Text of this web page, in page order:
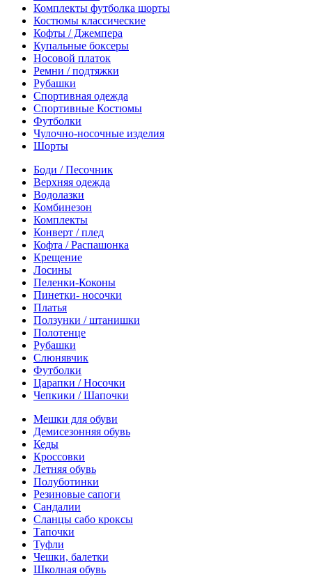
Комплекты футболка шорты
Костюмы классические
Кофты / Джемпера
Купальные боксеры
Носовой платок
Ремни / подтяжки
Рубашки
Спортивная одежда
Спортивные Костюмы
Футболки
Чулочно-носочные изделия
Шорты
Боди / Песочник
Верхняя одежда
Водолазки
Комбинезон
Комплекты
Конверт / плед
Кофта / Распашонка
Крещение
Лосины
Пеленки-Коконы
Пинетки- носочки
Платья
Ползунки / штанишки
Полотенце
Рубашки
Слюнявчик
Футболки
Царапки / Носочки
Чепкики / Шапочки
Мешки для обуви
Демисезонняя обувь
Кеды
Кроссовки
Летняя обувь
Полуботинки
Резиновые сапоги
Сандалии
Сланцы сабо кроксы
Тапочки
Туфли
Чешки, балетки
Школная обувь